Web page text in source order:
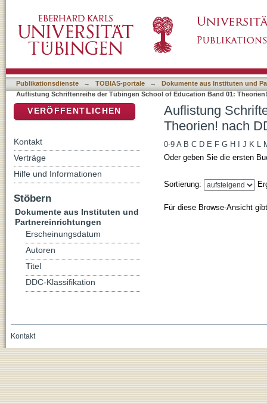
Klassifikation
Publikationsdienste → TOBIAS-portale →
Dokumente aus Instituten und
Auflistung Schriftenreihe der Tübingen School of Education Band 01:
Auflistung
Theorien! nach
0-9 A B C D E F G H J K L
Oder geben Sie die ersten
Sortierung:
Für diese Browse-Ansicht
VERÖFFENTLICHEN
Kontakt
Verträge
Hilfe und Informationen
Stöbern
Dokumente aus Instituten und
Partnereinrichtungen
Erscheinungsdatum
Autoren
Titel
DDC-Klassifikation
Kontakt